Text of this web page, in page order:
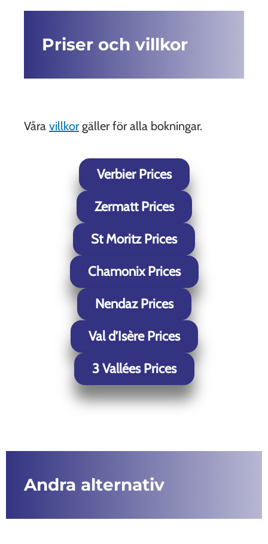
Priser och villkor
Våra villkorgäller för alla bokningar.
Verbier Prices
Zermatt Prices
St Moritz Prices
Chamonix Prices
Nendaz Prices
Val d’Isère Prices
3 Vallées Prices
Andra alternativ